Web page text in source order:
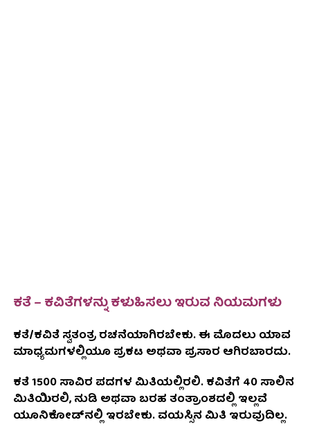
ಕತೆ – ಕವಿತೆಗಳನ್ನು ಕಳುಹಿಸಲು ಇರುವ ನಿಯಮಗಳು
ಕತೆ/ಕವಿತೆ ಸ್ವತಂತ್ರ ರಚನೆಯಾಗಿರಬೇಕು. ಈ ಮೊದಲು ಯಾವ
ಮಾಧ್ಯಮಗಳಲ್ಲಿಯೂ ಪ್ರಕಟ ಅಥವಾ ಪ್ರಸಾರ ಆಗಿರಬಾರದು.
ಕತೆ 1500 ಸಾವಿರ ಪದಗಳ ಮಿತಿಯಲ್ಲಿರಲಿ. ಕವಿತೆಗೆ 40 ಸಾಲಿನ
ಮಿತಿಯಿರಲಿ, ನುಡಿ ಅಥವಾ ಬರಹ ತಂತ್ರಾಂಶದಲ್ಲಿ ಇಲ್ಲವೆ
ಯೂನಿಕೋಡ್‌ನಲ್ಲಿ ಇರಬೇಕು. ವಯಸ್ಸಿನ ಮಿತಿ ಇರುವುದಿಲ್ಲ.